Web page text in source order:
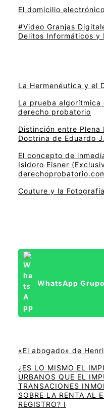
El domicilio
#Video Granjas
Delitos Informáticos y
La Hermenéutica y el
La prueba algorítmica
derecho probatorio
Distinción entre Plena
Doctrina de Eduardo
El concepto de
Isidoro Eisner
Couture y la
WhatsApp Grupo
«El abogado» de
¿ES LO MISMO EL
URBANOS QUE EL
TRANSACIONES
SOBRE LA RENTA AL
REGISTRO? I